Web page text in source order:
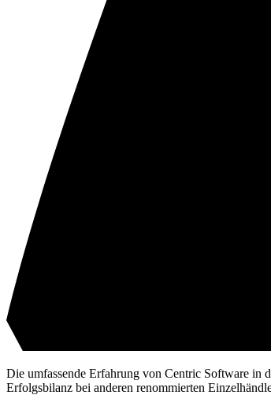
Die umfassende Erfahrung von Centric Software in
Erfolgsbilanz bei anderen renommierten